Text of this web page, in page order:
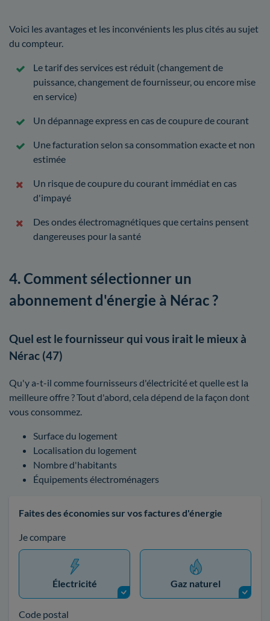
Voici les avantages et les inconvénients les plus cités au sujet
du compteur.
Le tarif des services est réduit (changement de
puissance, changement de fournisseur, ou encore mise
en service)
Un dépannage express en cas de coupure de courant
Une facturation selon sa consommation exacte et non
estimée
Un risque de coupure du courant immédiat en cas
d'impayé
Des ondes électromagnétiques que certains pensent
dangereuses pour la santé
4. Comment sélectionner un
abonnement d'énergie à Nérac ?
Quel est le fournisseur qui vous irait le mieux à
Nérac (47)
Qu'y a-t-il comme fournisseurs d'électricité et quelle est la
meilleure offre ? Tout d'abord, cela dépend de la façon dont
vous consommez.
Surface du logement
Localisation du logement
Nombre d'habitants
Équipements électroménagers
Faites des économies sur vos factures d'énergie
Je compare
Électricité Gaz naturel
Code postal